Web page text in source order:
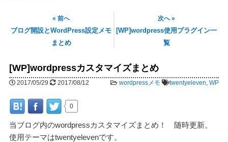
コ
テ
ツ
へ
« 前へ
ブログ開設とWordPress設定メモ
まとめ
次へ »
[WP]wordpress使用プラグイン一
覧
[WP]wordpressカスタマイズまとめ
2017/05/29 2017/08/12 wordpressメモ twentyeleven,WP
0
当ブログ内のwordpressカスタマイズまとめ！ 随時更新。
使用テーマはtwentyelevenです。